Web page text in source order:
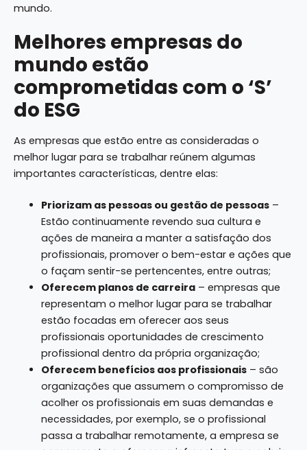
mundo.
Melhores empresas do
mundo estão
comprometidas com o ‘S’
do ESG
As empresas que estão entre as consideradas o
melhor lugar para se trabalhar reúnem algumas
importantes características, dentre elas:
Priorizam as pessoas ou gestão de pessoas –
Estão continuamente revendo sua cultura e
ações de maneira a manter a satisfação dos
profissionais, promover o bem-estar e ações que
o façam sentir-se pertencentes, entre outras;
Oferecem planos de carreira – empresas que
representam o melhor lugar para se trabalhar
estão focadas em oferecer aos seus
profissionais oportunidades de crescimento
profissional dentro da própria organização;
Oferecem benefícios aos profissionais – são
organizações que assumem o compromisso de
acolher os profissionais em suas demandas e
necessidades, por exemplo, se o profissional
passa a trabalhar remotamente, a empresa se